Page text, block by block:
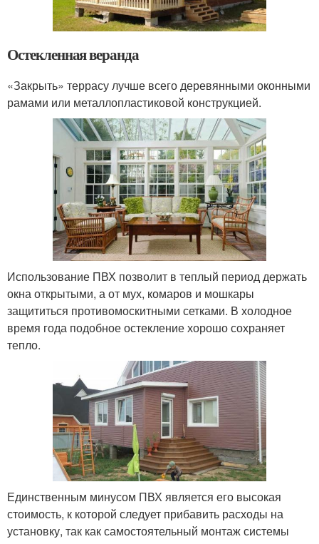
Остекленная веранда
«Закрыть» террасу лучше всего деревянными оконными
рамами или металлопластиковой конструкцией.
Использование ПВХ позволит в теплый период держать
окна открытыми, а от мух, комаров и мошкары
защититься противомоскитными сетками. В холодное
время года подобное остекление хорошо сохраняет
тепло.
Единственным минусом ПВХ является его высокая
стоимость, к которой следует прибавить расходы на
установку, так как самостоятельный монтаж системы